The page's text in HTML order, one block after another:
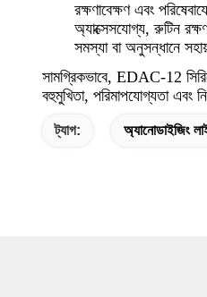
রক্ষণাবেক্ষণ এবং
অ্যাক্সেসযোগ্য, রুটিন
সমস্যা বা অনুসন্ধানে
সামগ্রিকভাবে, EDAC-12
বহুমুখিতা, পরিমাপযোগ্যতা এবং
ট্যাগ: অ্যানোডাইজিং